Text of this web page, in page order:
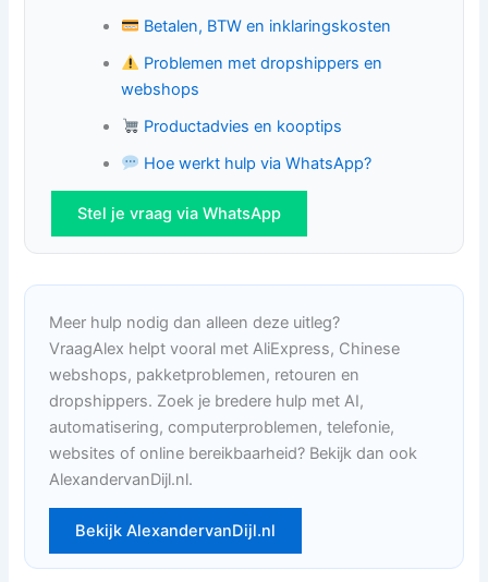
Betalen, BTW en inklaringskosten
Problemen met dropshippers en
webshops
Productadvies en kooptips
Hoe werkt hulp via WhatsApp?
Stel je vraag via WhatsApp
Meer hulp nodig dan alleen deze uitleg?
VraagAlex helpt vooral met AliExpress, Chinese
webshops, pakketproblemen, retouren en
dropshippers. Zoek je bredere hulp met AI,
automatisering, computerproblemen, telefonie,
websites of online bereikbaarheid? Bekijk dan ook
AlexandervanDijl.nl.
Bekijk AlexandervanDijl.nl